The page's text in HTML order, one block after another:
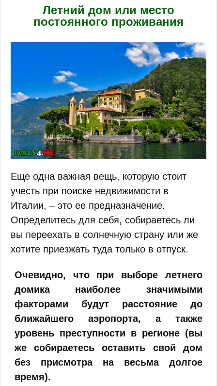
Летний дом или место
постоянного проживания
Еще одна важная вещь, которую стоит
учесть при поиске недвижимости в
Италии, – это ее предназначение.
Определитесь для себя, собираетесь ли
вы переехать в солнечную страну или же
хотите приезжать туда только в отпуск.
Очевидно, что при выборе летнего
домика наиболее значимыми
факторами будут расстояние до
ближайшего аэропорта, а также
уровень преступности в регионе (вы
же собираетесь оставить свой дом
без присмотра на весьма долгое
время).